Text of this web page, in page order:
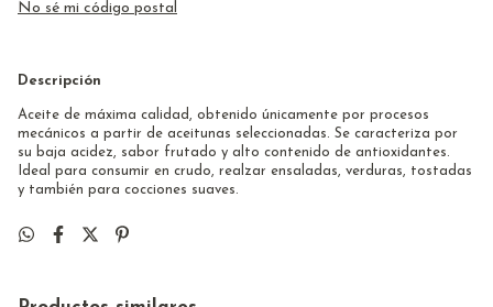
No sé mi código postal
Descripción
Aceite de máxima calidad, obtenido únicamente por procesos
mecánicos a partir de aceitunas seleccionadas. Se caracteriza por
su baja acidez, sabor frutado y alto contenido de antioxidantes.
Ideal para consumir en crudo, realzar ensaladas, verduras, tostadas
y también para cocciones suaves.